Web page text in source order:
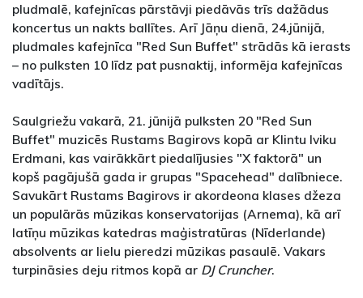
pludmalē, kafejnīcas pārstāvji piedāvās trīs dažādus
koncertus un nakts ballītes. Arī Jāņu dienā, 24.jūnijā,
pludmales kafejnīca "Red Sun Buffet" strādās kā ierasts
– no pulksten 10 līdz pat pusnaktij, informēja kafejnīcas
vadītājs.
Saulgriežu vakarā, 21. jūnijā pulksten 20 "Red Sun
Buffet" muzicēs Rustams Bagirovs kopā ar Klintu Iviku
Erdmani, kas vairākkārt piedalījusies "X faktorā" un
kopš pagājušā gada ir grupas "Spacehead" dalībniece.
Savukārt Rustams Bagirovs ir akordeona klases džeza
un populārās mūzikas konservatorijas (Arnema), kā arī
latīņu mūzikas katedras maģistratūras (Nīderlande)
absolvents ar lielu pieredzi mūzikas pasaulē. Vakars
turpināsies deju ritmos kopā ar DJ Cruncher.